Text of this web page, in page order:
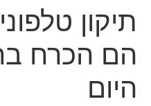
תיקון
הם הכרח
היום